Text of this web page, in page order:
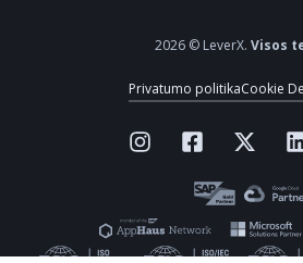
2026 © LeverX. Visos
Privatumo politikaCookie